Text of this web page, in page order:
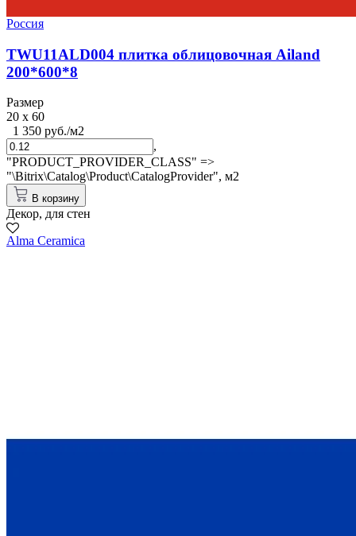
Россия
TWU11ALD004 плитка облицовочная Ailand
200*600*8
Размер
20 x 60
1 350 руб./м2
,
"PRODUCT_PROVIDER_CLASS" =>
"\Bitrix\Catalog\Product\CatalogProvider", м2
В корзину
Декор, для стен
Alma Ceramica